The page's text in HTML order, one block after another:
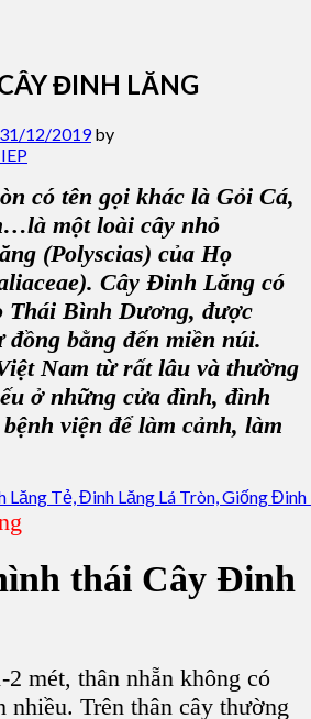
ĐINH LĂNG
31/12/2019by
có tên gọi khác là Gỏi Cá,
…là một loài cây nhỏ
(Polyscias) của Họ
Cây Đinh Lăng có
Thái Bình Dương, được
bằng đến miền núi.
Nam từ rất lâu và thường
ở những cửa đình, đình
viện để làm cảnh, làm
thái Cây Đinh
2 mét, thân nhẵn không có
nhiều. Trên thân cây thường